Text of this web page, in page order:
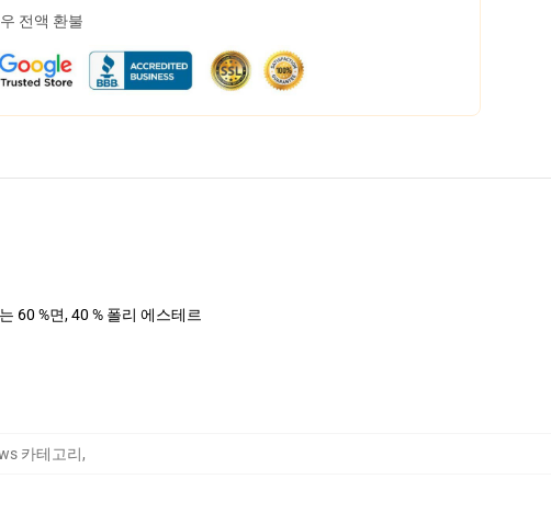
전액 환불
60 %면, 40 % 폴리 에스테르
카테고리,